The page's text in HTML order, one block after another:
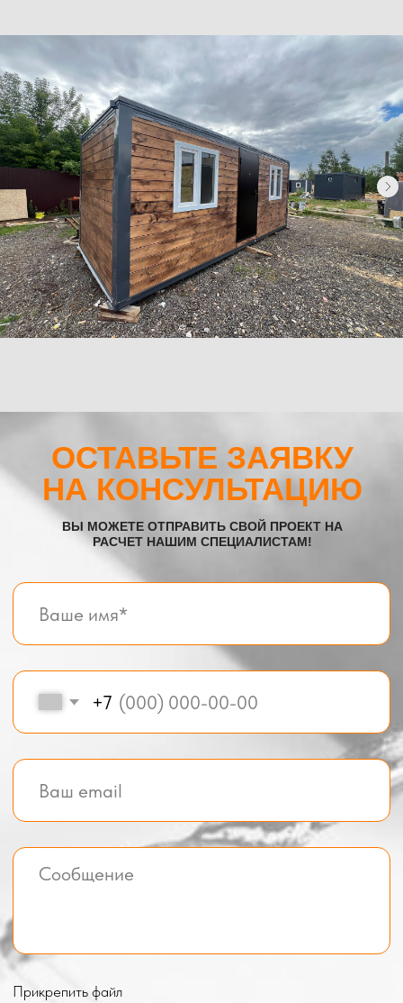
Навигация
Модульные здания
Посты охраны КПП
Телефон:
+7 (995) 506-65-05
+7 (926) 888-50-50
Email:
Контакты
Доставка
Фотогалерея
Главная
О компании
© BOX-MODUL24.RU 2025
Все услуги компании